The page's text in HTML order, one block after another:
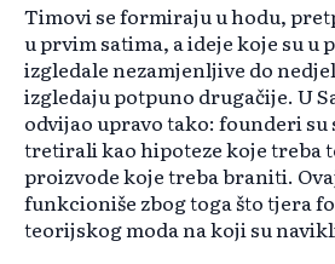
Timovi se formiraju u hodu,
u prvim satima, a ideje koje su u
izgledale nezamjenljive do
izgledaju potpuno drugačije. U
odvijao upravo tako: founderi su
tretirali kao hipoteze koje treba
proizvode koje treba braniti.
funkcioniše zbog toga što tjera
teorijskog moda na koji su